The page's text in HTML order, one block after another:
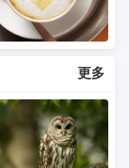
更多